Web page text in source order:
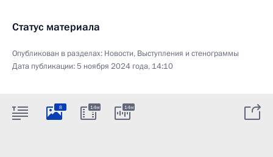
Статус материала
Опубликован в разделах: Новости, Выступления и стенограммы
Дата публикации:5 ноября 2024 года, 14:10
8 14м 14м